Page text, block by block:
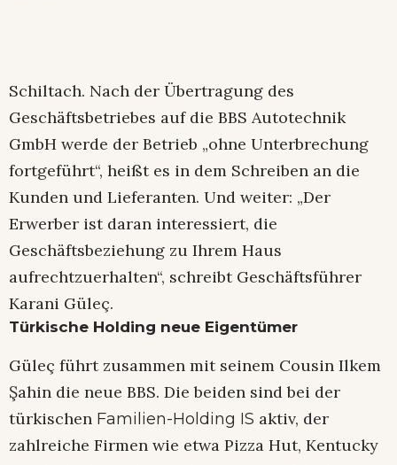
Schiltach. Nach der Übertragung des
Geschäftsbetriebes auf die BBS Autotechnik
GmbH werde der Betrieb „ohne Unterbrechung
fortgeführt“, heißt es in dem Schreiben an die
Kunden und Lieferanten. Und weiter: „Der
Erwerber ist daran interessiert, die
Geschäftsbeziehung zu Ihrem Haus
aufrechtzuerhalten“, schreibt Geschäftsführer
Karani Güleç.
Türkische Holding neue Eigentümer
Güleç führt zusammen mit seinem Cousin Ilkem
Şahin die neue BBS. Die beiden sind bei der
türkischen Familien-Holding IS aktiv, der
zahlreiche Firmen wie etwa Pizza Hut, Kentucky